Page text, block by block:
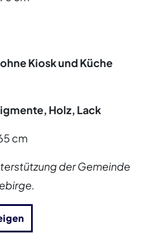
Kiosk und Küche
Holz, Lack
cm
der Gemeinde